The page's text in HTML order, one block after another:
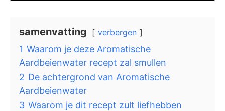
samenvatting verbergen
1 Waarom je deze Aromatische
Aardbeienwater recept zal smullen
2 De achtergrond van Aromatische
Aardbeienwater
3 Waarom je dit recept zult liefhebben